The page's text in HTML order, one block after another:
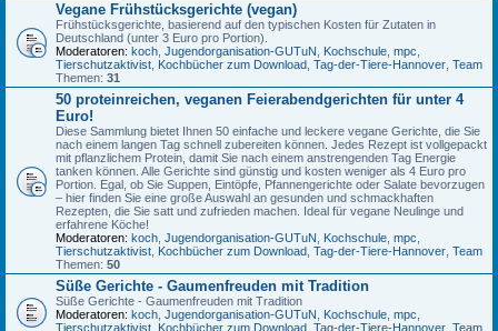
Vegane Frühstücksgerichte (vegan)
Frühstücksgerichte, basierend auf den typischen Kosten für Zutaten in
Deutschland (unter 3 Euro pro Portion).
Moderatoren: koch, Jugendorganisation-GUTuN, Kochschule, mpc,
Tierschutzaktivist, Kochbücher zum Download, Tag-der-Tiere-Hannover, Team
Themen: 31
50 proteinreichen, veganen Feierabendgerichten für unter 4
Euro!
Diese Sammlung bietet Ihnen 50 einfache und leckere vegane Gerichte, die Sie
nach einem langen Tag schnell zubereiten können. Jedes Rezept ist vollgepackt
mit pflanzlichem Protein, damit Sie nach einem anstrengenden Tag Energie
tanken können. Alle Gerichte sind günstig und kosten weniger als 4 Euro pro
Portion. Egal, ob Sie Suppen, Eintöpfe, Pfannengerichte oder Salate bevorzugen
– hier finden Sie eine große Auswahl an gesunden und schmackhaften
Rezepten, die Sie satt und zufrieden machen. Ideal für vegane Neulinge und
erfahrene Köche!
Moderatoren: koch, Jugendorganisation-GUTuN, Kochschule, mpc,
Tierschutzaktivist, Kochbücher zum Download, Tag-der-Tiere-Hannover, Team
Themen: 50
Süße Gerichte - Gaumenfreuden mit Tradition
Süße Gerichte - Gaumenfreuden mit Tradition
Moderatoren: koch, Jugendorganisation-GUTuN, Kochschule, mpc,
Tierschutzaktivist
Kochbücher zum Download Tag-der-Tiere-Hannover Team